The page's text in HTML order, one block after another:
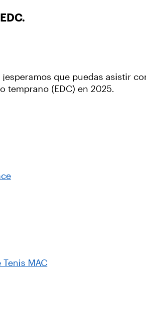
que puedas asistir
temprano (EDC) en 2025.
MAC